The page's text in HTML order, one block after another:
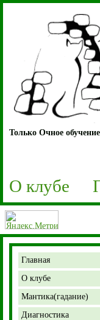
Только Очное
О клубе
Главная
О клубе
Мантика(гадание)
Диагностика